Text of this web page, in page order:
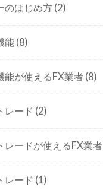
のはじめ方 (2)
能 (8)
能が使えるFX業者 (8)
レード (2)
レードが使えるFX業者
レード (1)